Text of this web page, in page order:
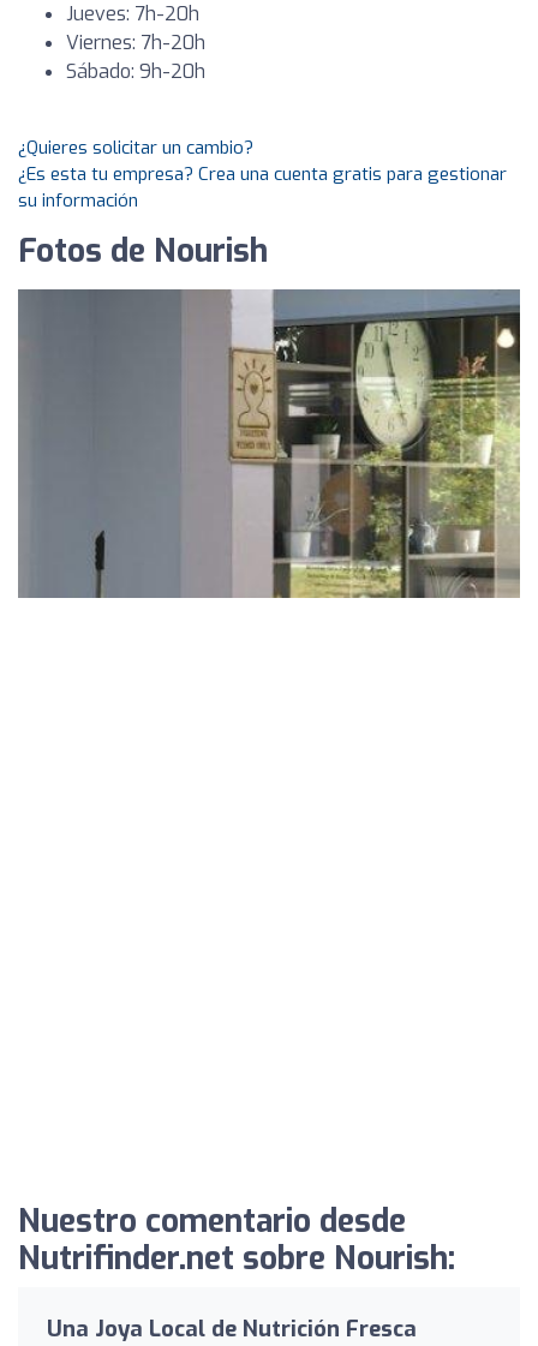
Jueves: 7h-20h
Viernes: 7h-20h
Sábado: 9h-20h
¿Quieres solicitar un cambio?
¿Es esta tu empresa? Crea una cuenta gratis para gestionar
su información
Fotos de Nourish
Nuestro comentario desde
Nutrifinder.net sobre Nourish:
Una Joya Local de Nutrición Fresca